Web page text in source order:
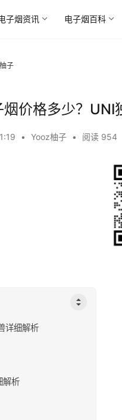
子烟资讯 电子烟百科
子
烟价格多少？
• Yooz柚子 • 阅读 954
详细解析
解析